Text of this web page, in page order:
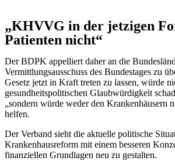
„KHVVG in der jetzigen
Patienten nicht“
Der BDPK appelliert daher an die
Vermittlungsausschuss des Bundestages zu
Gesetz jetzt in Kraft treten zu lassen, würde
gesundheitspolitischen Glaubwürdigkeit
„sondern würde weder den Krankenhäusern
helfen.
Der Verband sieht die aktuelle politische
Krankenhausreform mit einem besseren
finanziellen Grundlagen neu zu gestalten.